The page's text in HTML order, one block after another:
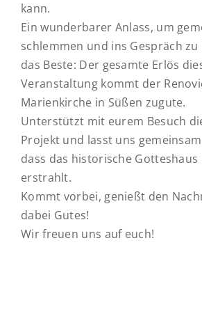
kann.
Ein wunderbarer Anlass, um
schlemmen und ins Gespräch
das Beste: Der gesamte Erlös
Veranstaltung kommt der
Marienkirche in Süßen zugute.
Unterstützt mit eurem Besuch
Projekt und lasst uns
dass das historische Gotteshaus
erstrahlt.
Kommt vorbei, genießt den
dabei Gutes!
Wir freuen uns auf euch!